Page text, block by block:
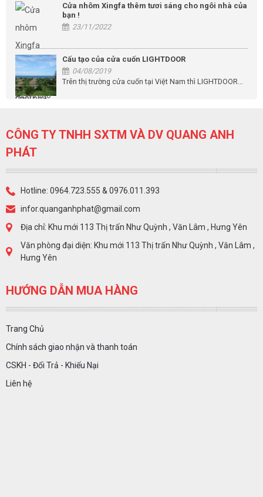
Cửa nhôm Xingfa thêm tươi sáng cho ngôi nhà của
bạn !
23/11/2022
Cấu tạo của cửa cuốn LIGHTDOOR
04/08/2019
Trên thị trường cửa cuốn tại Việt Nam thì LIGHTDOOR...
CÔNG TY TNHH SXTM VÀ DV QUANG ANH
PHÁT
Hotline: 0964.723.555 & 0976.011.393
infor.quanganhphat@gmail.com
Địa chỉ: Khu mới 113 Thị trấn Như Quỳnh , Văn Lâm , Hưng Yên
Văn phòng đại diện: Khu mới 113 Thị trấn Như Quỳnh , Văn Lâm ,
Hưng Yên
HƯỚNG DẪN MUA HÀNG
Trang Chủ
Chính sách giao nhận và thanh toán
CSKH - Đổi Trả - Khiếu Nại
Liên hệ